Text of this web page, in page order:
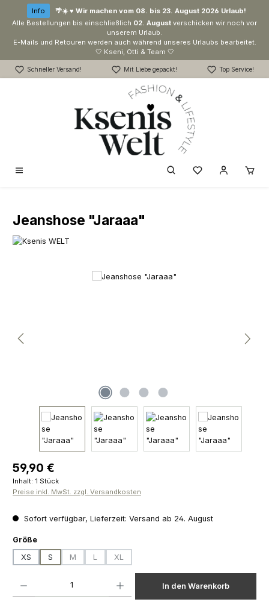
Zum Hauptinhalt springen
Info
🌴☀️ ♥ Wir machen vom 08. bis 23. August 2026 Urlaub!
Alle Bestellungen bis einschließlich 02. August verschicken wir noch vor
unserem Urlaub.
E-Mails und Retouren werden auch während unseres Urlaubs bearbeitet.
🤍 Kseni, Otti & Team 🤍
Schneller Versand! Mit Liebe gepackt! Top Service!
Du hast 0
Jeanshose "Jaraaa"
Bildergalerie überspringen
Regulärer Preis:
59,90 €
Inhalt: 1 Stück
Preise inkl. MwSt. zzgl. Versandkosten
Sofort verfügbar, Lieferzeit: Versand ab 24. August
Größeauswählen
XS
S M
(Diese Option ist zurzeit nicht verfügbar.)
L
(Diese Option ist zurzeit nicht verfügbar.)
XL
(Diese Option ist zurzeit nicht verfügbar.)
In den Warenkorb